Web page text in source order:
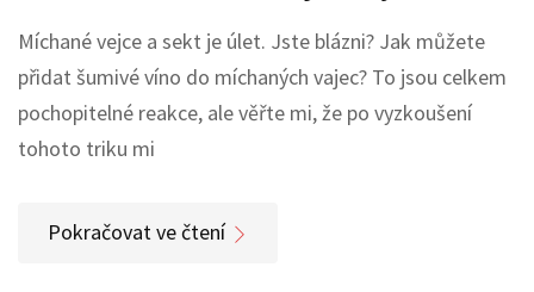
Míchané vejce a sekt je úlet. Jste blázni? Jak můžete
přidat šumivé víno do míchaných vajec? To jsou celkem
pochopitelné reakce, ale věřte mi, že po vyzkoušení
tohoto triku mi
Pokračovat ve čtení